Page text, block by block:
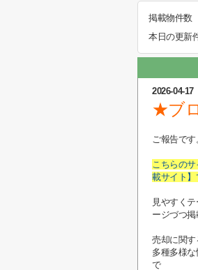
掲載物件数
本日の更新
2026-04-17
★ブ
ご報告です
こちらの
載サイト】
見やすく
ージづつ掲
売却に関す
多種多様
で